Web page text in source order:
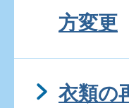
方変更
衣類の